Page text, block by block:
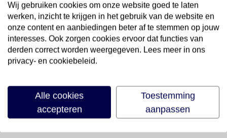
Wij gebruiken cookies om onze website goed te laten
werken, inzicht te krijgen in het gebruik van de website en
onze content en aanbiedingen beter af te stemmen op jouw
interesses. Ook zorgen cookies ervoor dat functies van
derden correct worden weergegeven. Lees meer in ons
privacy- en cookiebeleid.
Alle cookies
accepteren
Toestemming
aanpassen